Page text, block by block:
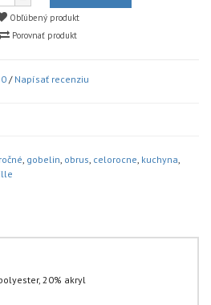
Obľúbený produkt
Porovnať produkt
/ Napísať recenziu
, gobelin, obrus, celorocne, kuchyna,
20% akryl